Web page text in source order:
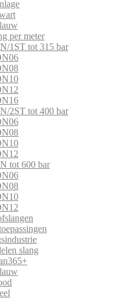
per meter
1ST tot 315 bar
2ST tot 400 bar
tot 600 bar
slang